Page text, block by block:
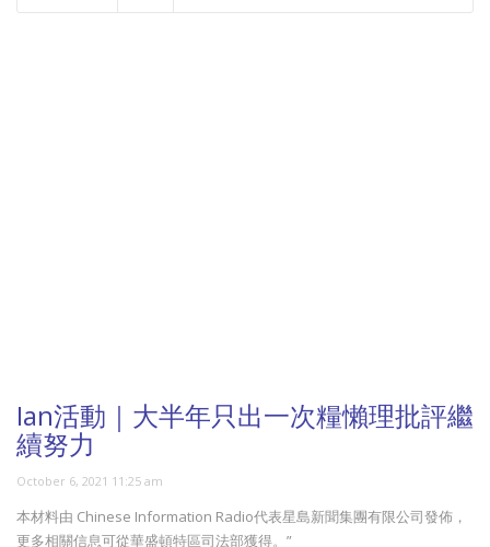
Ian活動｜大半年只出一次糧懶理批評繼
續努力
October 6, 2021 11:25 am
本材料由 Chinese Information Radio代表星島新聞集團有限公司發佈，
更多相關信息可從華盛頓特區司法部獲得。”